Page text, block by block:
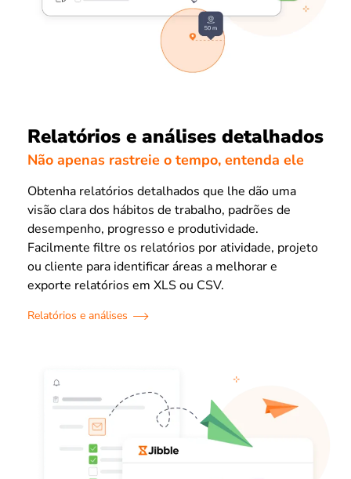
Relatórios e análises detalhados
Não apenas rastreie o tempo, entenda ele
Obtenha relatórios detalhados que lhe dão uma
visão clara dos hábitos de trabalho, padrões de
desempenho, progresso e produtividade.
Facilmente filtre os relatórios por atividade, projeto
ou cliente para identificar áreas a melhorar e
exporte relatórios em XLS ou CSV.
Relatórios e análises